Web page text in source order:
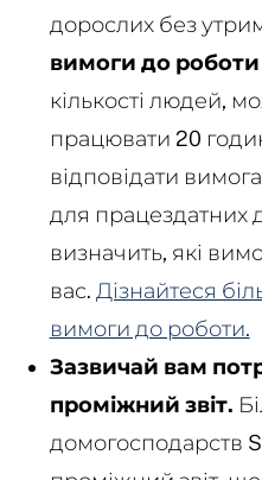
дорослих без
вимоги до
кількості людей,
працювати 20
відповідати
для працездатних
визначить, які
вас. Дізнайтеся
вимоги до роботи.
Зазвичай вам
проміжний звіт.
домогосподарств